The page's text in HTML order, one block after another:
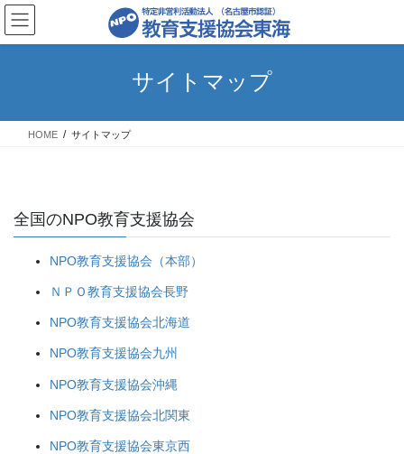
コ
ン
テ
ス
ナ
ビ
ゲ
ン
サイトマップ
HOME サイトマップ
全国のNPO教育支援協会
NPO教育支援協会（本部）
ＮＰＯ教育支援協会長野
NPO教育支援協会北海道
NPO教育支援協会九州
NPO教育支援協会沖縄
NPO教育支援協会北関東
NPO教育支援協会東京西